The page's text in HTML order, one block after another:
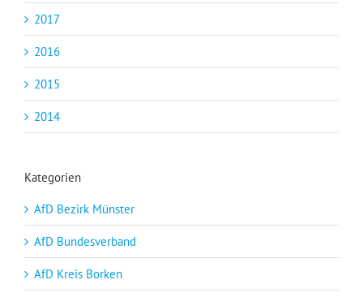
2017
2016
2015
2014
Kategorien
AfD Bezirk Münster
AfD Bundesverband
AfD Kreis Borken